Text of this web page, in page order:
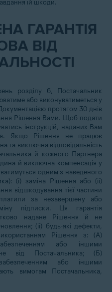
їй шкоди.
ГАРАНТІЯ
ВІД
розділу 6, Постачальник
або виконуватиметься у
протягом 30 днів
Рішення Вами. Щоб подати
інструкцій, наданих Вам
Якщо Рішення не працює
та виключна відповідальність
й кожного Партнера
й виключна компенсація у
одним з наведеного
(i) заміна Рішення або (ii)
відшкодування тієї частини
за незавершену або
підписки. Ця гарантія
надане Рішення й не
(ii) будь-які дефекти,
Рішення з: (A)
або іншими
від Постачальника; (Б)
або іншими
вимогам Постачальника,